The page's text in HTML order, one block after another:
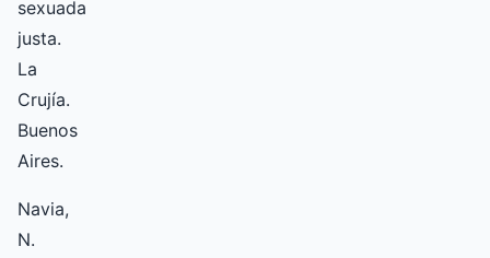
sexuada
justa.
La
Crujía.
Buenos
Aires.
Navia,
N.